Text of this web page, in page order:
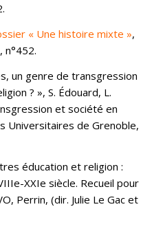
« Une histoire mixte »,
n°452.
un genre de transgression
? », S. Édouard, L.
et société en
Universitaires de Grenoble,
éducation et religion :
XXIe siècle. Recueil pour
, Perrin, (dir. Julie Le Gac et